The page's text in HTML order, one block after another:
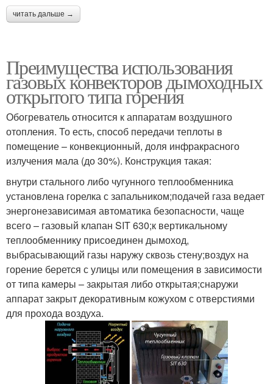
читать дальше →
Преимущества использования
газовых конвекторов дымоходных
открытого типа горения
Обогреватель относится к аппаратам воздушного
отопления. То есть, способ передачи теплоты в
помещение – конвекционный, доля инфракрасного
излучения мала (до 30%). Конструкция такая:
внутри стального либо чугунного теплообменника
установлена горелка с запальником;подачей газа ведает
энергонезависимая автоматика безопасности, чаще
всего – газовый клапан SIT 630;к вертикальному
теплообменнику присоединен дымоход,
выбрасывающий газы наружу сквозь стену;воздух на
горение берется с улицы или помещения в зависимости
от типа камеры – закрытая либо открытая;снаружи
аппарат закрыт декоративным кожухом с отверстиями
для прохода воздуха.